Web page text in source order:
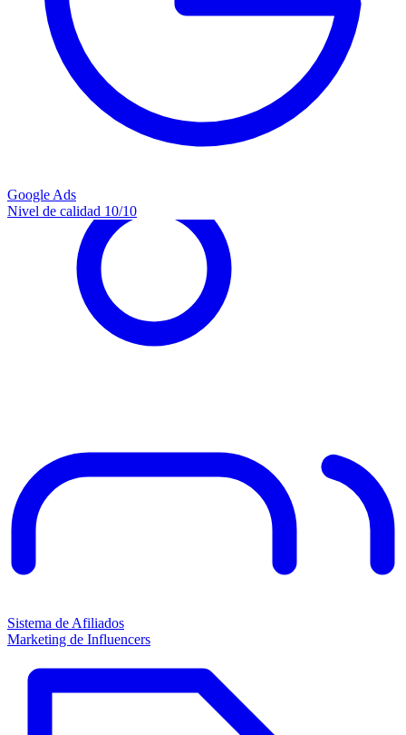
Google Ads
Nivel de calidad 10/10
Sistema de Afiliados
Marketing de Influencers